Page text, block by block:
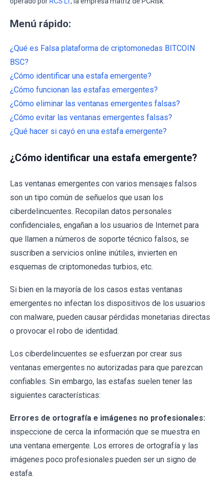
Menú rápido:
¿Qué es Falsa plataforma de criptomonedas BITCOIN
BSC?
¿Cómo identificar una estafa emergente?
¿Cómo funcionan las estafas emergentes?
¿Cómo eliminar las ventanas emergentes falsas?
¿Cómo evitar las ventanas emergentes falsas?
¿Qué hacer si cayó en una estafa emergente?
¿Cómo identificar una estafa emergente?
Las ventanas emergentes con varios mensajes falsos
son un tipo común de señuelos que usan los
ciberdelincuentes. Recopilan datos personales
confidenciales, engañan a los usuarios de Internet para
que llamen a números de soporte técnico falsos, se
suscriben a servicios online inútiles, invierten en
esquemas de criptomonedas turbios, etc.
Si bien en la mayoría de los casos estas ventanas
emergentes no infectan los dispositivos de los usuarios
con malware, pueden causar pérdidas monetarias directas
o provocar el robo de identidad.
Los ciberdelincuentes se esfuerzan por crear sus
ventanas emergentes no autorizadas para que parezcan
confiables. Sin embargo, las estafas suelen tener las
siguientes características:
Errores de ortografía e imágenes no profesionales:
inspeccione de cerca la información que se muestra en
una ventana emergente. Los errores de ortografía y las
imágenes poco profesionales pueden ser un signo de
estafa.